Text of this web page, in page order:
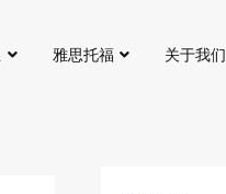
雅思托福 关于我们